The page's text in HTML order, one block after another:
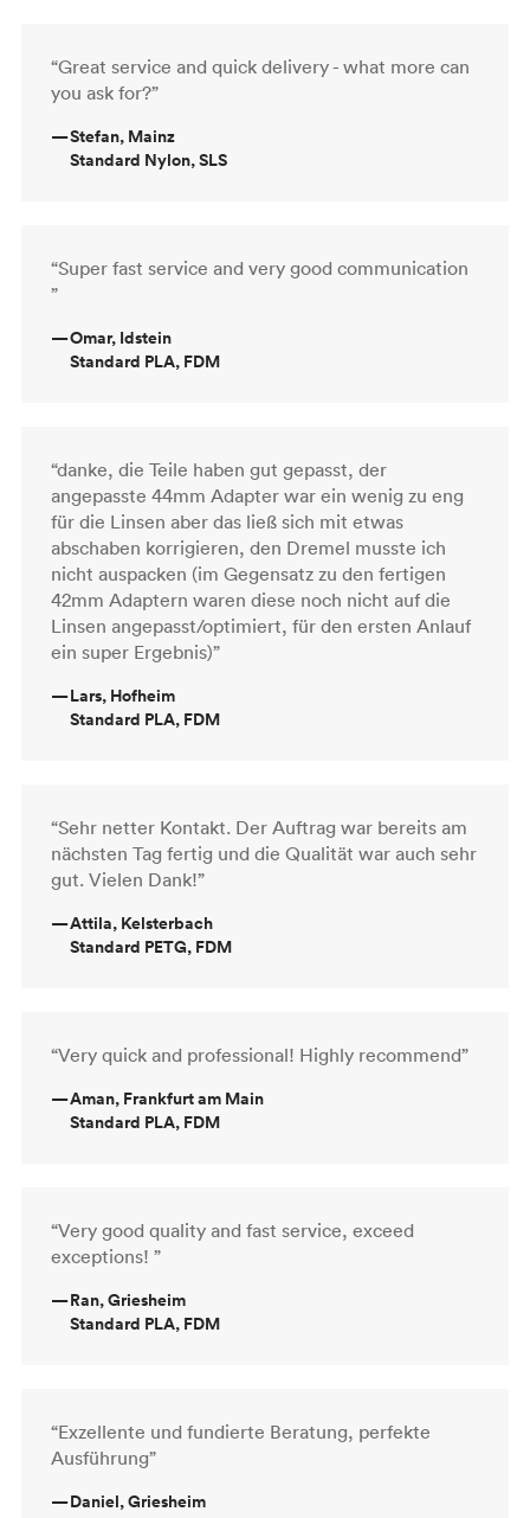
“Great service and quick delivery - what more can
you ask for?”
—Stefan, Mainz
Standard Nylon, SLS
“Super fast service and very good communication
”
—Omar, Idstein
Standard PLA, FDM
“danke, die Teile haben gut gepasst, der
angepasste 44mm Adapter war ein wenig zu eng
für die Linsen aber das ließ sich mit etwas
abschaben korrigieren, den Dremel musste ich
nicht auspacken (im Gegensatz zu den fertigen
42mm Adaptern waren diese noch nicht auf die
Linsen angepasst/optimiert, für den ersten Anlauf
ein super Ergebnis)”
—Lars, Hofheim
Standard PLA, FDM
“Sehr netter Kontakt. Der Auftrag war bereits am
nächsten Tag fertig und die Qualität war auch sehr
gut. Vielen Dank!”
—Attila, Kelsterbach
Standard PETG, FDM
“Very quick and professional! Highly recommend”
—Aman, Frankfurt am Main
Standard PLA, FDM
“Very good quality and fast service, exceed
exceptions! ”
—Ran, Griesheim
Standard PLA, FDM
“Exzellente und fundierte Beratung, perfekte
Ausführung”
—Daniel, Griesheim